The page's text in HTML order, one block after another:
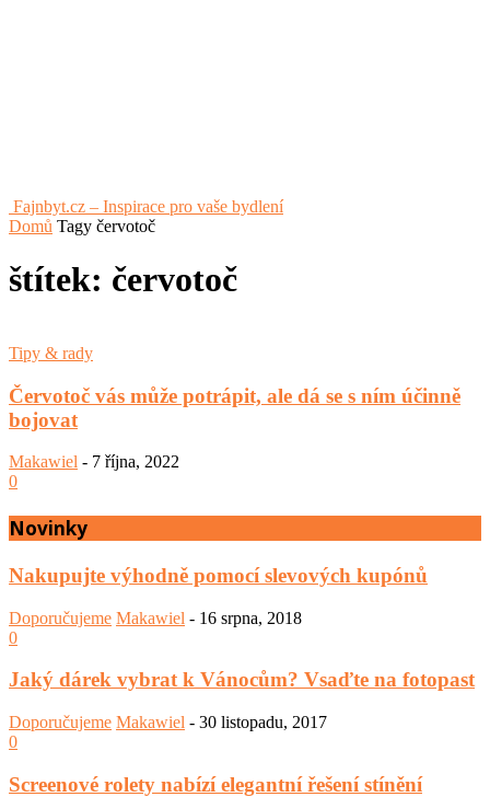
Fajnbyt.cz – Inspirace pro vaše bydlení
Domů Tagy červotoč
štítek: červotoč
Tipy & rady
Červotoč vás může potrápit, ale dá se s ním účinně
bojovat
Makawiel - 7 října, 2022
0
Novinky
Nakupujte výhodně pomocí slevových kupónů
Doporučujeme Makawiel - 16 srpna, 2018
0
Jaký dárek vybrat k Vánocům? Vsaďte na fotopast
Doporučujeme Makawiel - 30 listopadu, 2017
0
Screenové rolety nabízí elegantní řešení stínění